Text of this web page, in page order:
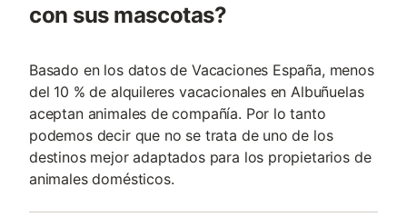
con sus mascotas?
Basado en los datos de Vacaciones España, menos
del 10 % de alquileres vacacionales en Albuñuelas
aceptan animales de compañía. Por lo tanto
podemos decir que no se trata de uno de los
destinos mejor adaptados para los propietarios de
animales domésticos.